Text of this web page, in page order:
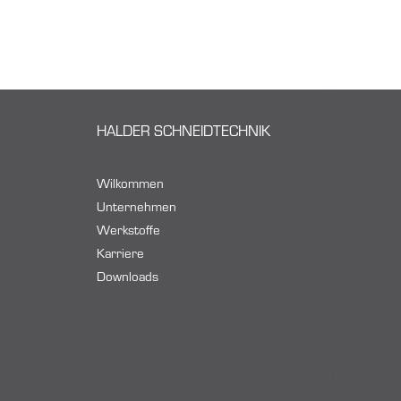
HALDER SCHNEIDTECHNIK
Wilkommen
Unternehmen
Werkstoffe
Karriere
Downloads